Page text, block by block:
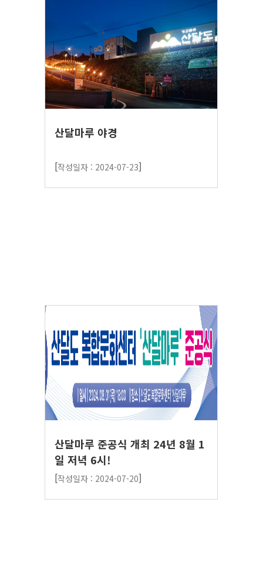
산달마루 야경
[작성일자 : 2024-07-23]
산달마루 준공식 개최 24년 8월 1
일 저녁 6시!
[작성일자 : 2024-07-20]